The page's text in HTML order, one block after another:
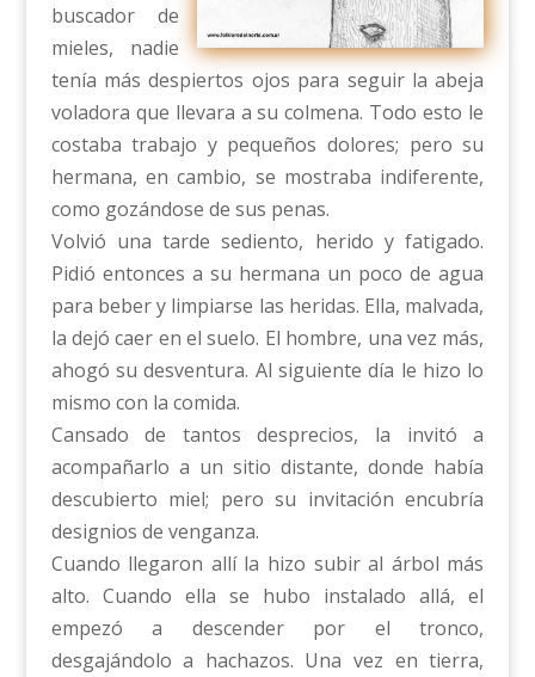
buscador de
mieles, nadie
tenía más despiertos ojos para seguir la abeja
voladora que llevara a su colmena. Todo esto le
costaba trabajo y pequeños dolores; pero su
hermana, en cambio, se mostraba indiferente,
como gozándose de sus penas.
Volvió una tarde sediento, herido y fatigado.
Pidió entonces a su hermana un poco de agua
para beber y limpiarse las heridas. Ella, malvada,
la dejó caer en el suelo. El hombre, una vez más,
ahogó su desventura. Al siguiente día le hizo lo
mismo con la comida.
Cansado de tantos desprecios, la invitó a
acompañarlo a un sitio distante, donde había
descubierto miel; pero su invitación encubría
designios de venganza.
Cuando llegaron allí la hizo subir al árbol más
alto. Cuando ella se hubo instalado allá, el
empezó a descender por el tronco,
desgajándolo a hachazos. Una vez en tierra,